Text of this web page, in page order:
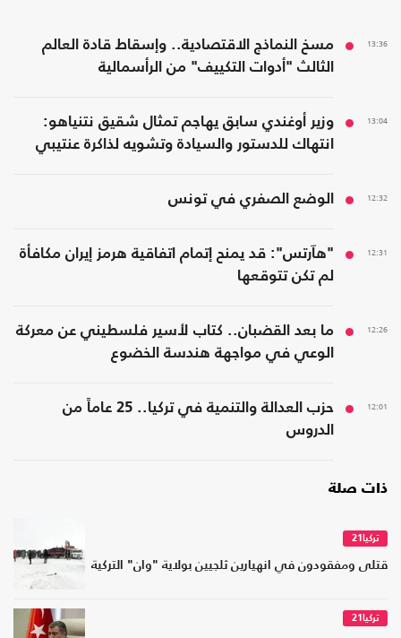
13:36
مسخ النماذج الاقتصادية.. وإسقاط قادة العالم
الثالث "أدوات التكييف" من الرأسمالية
13:04
وزير أوغندي سابق يهاجم تمثال شقيق نتنياهو:
انتهاك للدستور والسيادة وتشويه لذاكرة عنتيبي
12:32 الوضع الصفري في تونس
12:31
"هآرتس": قد يمنح إتمام اتفاقية هرمز إيران مكافأة
لم تكن تتوقعها
12:26
ما بعد القضبان.. كتاب لأسير فلسطيني عن معركة
الوعي في مواجهة هندسة الخضوع
12:01
حزب العدالة والتنمية في تركيا.. 25 عاماً من
الدروس
ذات صلة
تركيا21
قتلى ومفقودون في انهيارين ثلجيين بولاية "وان" التركية
تركيا21